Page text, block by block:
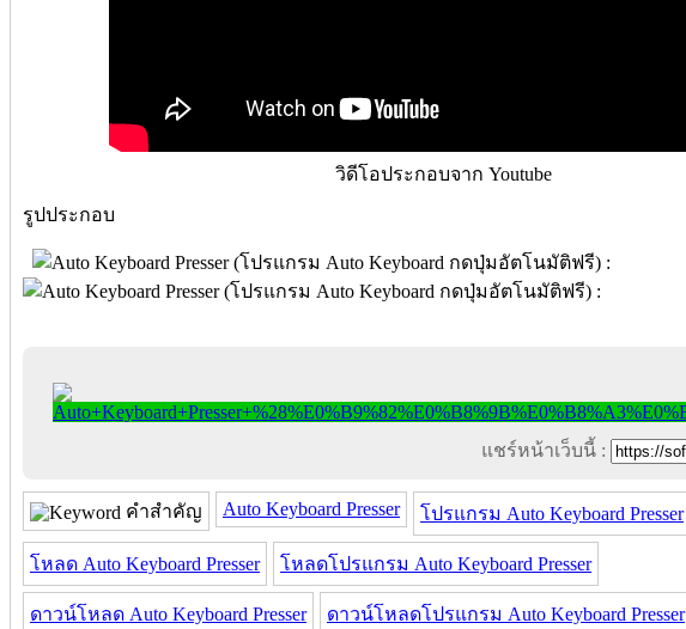
วิดีโอประกอบจาก Youtube
รูปประกอบ
แชร์หน้าเว็บนี้ :
คำสำคัญ Auto Keyboard Presser โปรแกรม Auto Keyboard Presser
โหลด Auto Keyboard Presser โหลดโปรแกรม Auto Keyboard Presser
ดาวน์โหลด Auto Keyboard Presser ดาวน์โหลดโปรแกรม Auto Keyboard Presser